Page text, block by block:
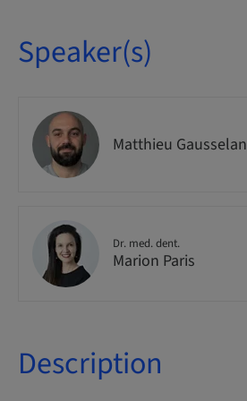
Speaker(s)
Matthieu Gausselan
Dr. med. dent.
Marion Paris
Description